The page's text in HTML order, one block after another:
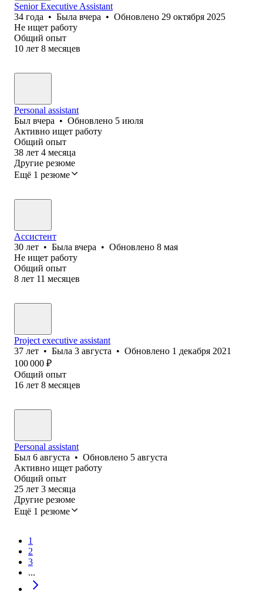
Senior Executive Assistant
34 года • Была вчера • Обновлено 29 октября 2025
Не ищет работу
Общий опыт
10 лет 8 месяцев
Personal assistant
Был вчера • Обновлено 5 июля
Активно ищет работу
Общий опыт
38 лет 4 месяца
Другие резюме
Ещё 1 резюме
Ассистент
30 лет • Была вчера • Обновлено 8 мая
Не ищет работу
Общий опыт
8 лет 11 месяцев
Project executive assistant
37 лет • Была 3 августа • Обновлено 1 декабря 2021
100 000 ₽
Общий опыт
16 лет 8 месяцев
Personal assistant
Был 6 августа • Обновлено 5 августа
Активно ищет работу
Общий опыт
25 лет 3 месяца
Другие резюме
Ещё 1 резюме
1
2
3
...